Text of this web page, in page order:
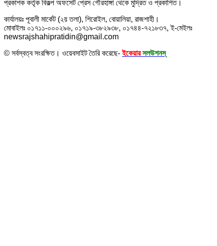
প্রকাশক কর্তৃক বিকল্প অফসেট প্রেস গৌরহাঙ্গা থেকে মুদ্রিত ও প্রকাশিত।
কার্যালয়ঃ পূবালী মার্কেট (২য় তলা), শিরোইল, বোয়ালিয়া, রাজশাহী।
মোবাইলঃ ০১৭১১-০০০২৯৬, ০১৭১৯-৩৮২৯৩৮, ০১৭৪৪-৭২১৮৩৭, ই-মেইলঃ
newsrajshahipratidin@gmail.com
© সর্বস্বত্ব সংরক্ষিত। ওয়েবসাইট তৈরি করেছে-ইকেয়ার সলউশনস্